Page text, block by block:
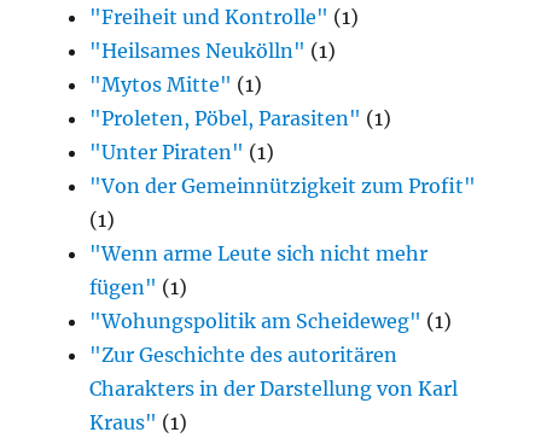
"Freiheit und Kontrolle" (1)
"Heilsames Neukölln" (1)
"Mytos Mitte" (1)
"Proleten, Pöbel, Parasiten" (1)
"Unter Piraten" (1)
"Von der Gemeinnützigkeit zum Profit"
(1)
"Wenn arme Leute sich nicht mehr
fügen" (1)
"Wohungspolitik am Scheideweg" (1)
"Zur Geschichte des autoritären
Charakters in der Darstellung von Karl
Kraus" (1)